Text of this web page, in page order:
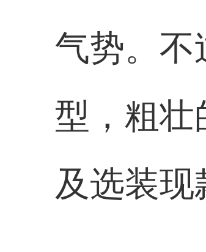
气势。不
型，粗壮
及选装现